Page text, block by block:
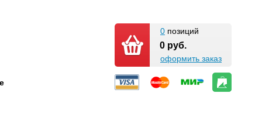
0 позиций
0 руб.
оформить заказ